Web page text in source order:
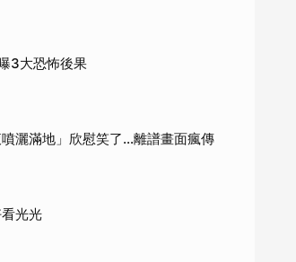
3大恐怖後果
灑滿地」欣慰笑了…離譜畫面瘋傳
光光